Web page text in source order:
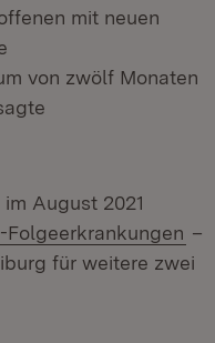
mit neuen
von zwölf Monaten
August 2021
Folgeerkrankungen –
für weitere zwei